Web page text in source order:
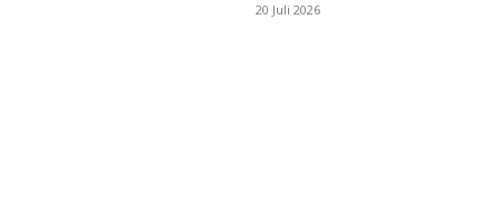
20 Juli 2026